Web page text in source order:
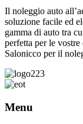
Il noleggio auto
soluzione facile ed
gamma di auto tra
perfetta per le
Salonicco per il
Menu